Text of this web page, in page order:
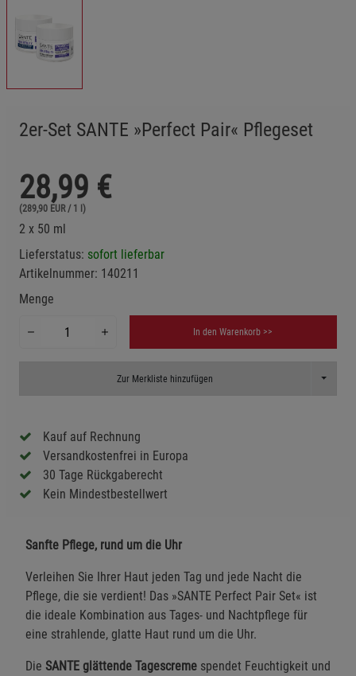
2er-Set SANTE »Perfect Pair« Pflegeset
28,99 €
(289,90 EUR / 1 l)
2 x 50 ml
Lieferstatus: sofort lieferbar
Artikelnummer: 140211
Menge
In den Warenkorb >>
Zur Merkliste hinzufügen Toggle
Kauf auf Rechnung
Versandkostenfrei in Europa
30 Tage Rückgaberecht
Kein Mindestbestellwert
Sanfte Pflege, rund um die Uhr
Verleihen Sie Ihrer Haut jeden Tag und jede Nacht die
Pflege, die sie verdient! Das »SANTE Perfect Pair Set« ist
die ideale Kombination aus Tages- und Nachtpflege für
eine strahlende, glatte Haut rund um die Uhr.
Die SANTE glättende Tagescreme spendet Feuchtigkeit und